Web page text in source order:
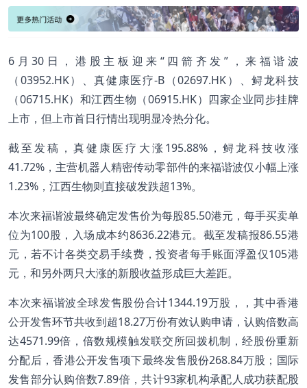
6月30日，港股主板迎来“四箭齐发”，来福谐波
（03952.HK）、真健康医疗-B（02697.HK）、鲟龙科技
（06715.HK）和江西生物（06915.HK）四家企业同步挂牌
上市，但上市首日行情出现明显冷热分化。
截至发稿，真健康医疗大涨195.88%，鲟龙科技收涨
41.72%，主营机器人精密传动零部件的来福谐波仅小幅上涨
1.23%，江西生物则直接破发跌超13%。
本次来福谐波最终确定发售价为每股85.50港元，每手买卖单
位为100股，入场成本约8636.22港元。截至发稿报86.55港
元，若不计各类交易手续费，投资者每手账面浮盈仅105港
元，和另外两只大涨的新股收益形成巨大差距。
本次来福谐波全球发售股份合计1344.19万股，，其中香港
公开发售环节共收到超18.27万份有效认购申请，认购倍数高
达4571.99倍，倍数规模触发联交所回拨机制，经股份重新
分配后，香港公开发售项下最终发售股份268.84万股；国际
发售部分认购倍数7.89倍，共计93家机构承配人成功获配股